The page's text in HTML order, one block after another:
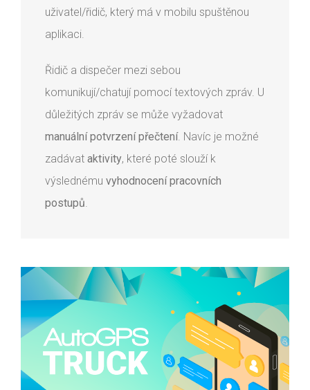
uživatel/řidič, který má v mobilu spuštěnou
aplikaci.
Řidič a dispečer mezi sebou
komunikují/chatují pomocí textových zpráv. U
důležitých zpráv se může vyžadovat
manuální potvrzení přečtení. Navíc je možné
zadávat aktivity, které poté slouží k
výslednému vyhodnocení pracovních
postupů.